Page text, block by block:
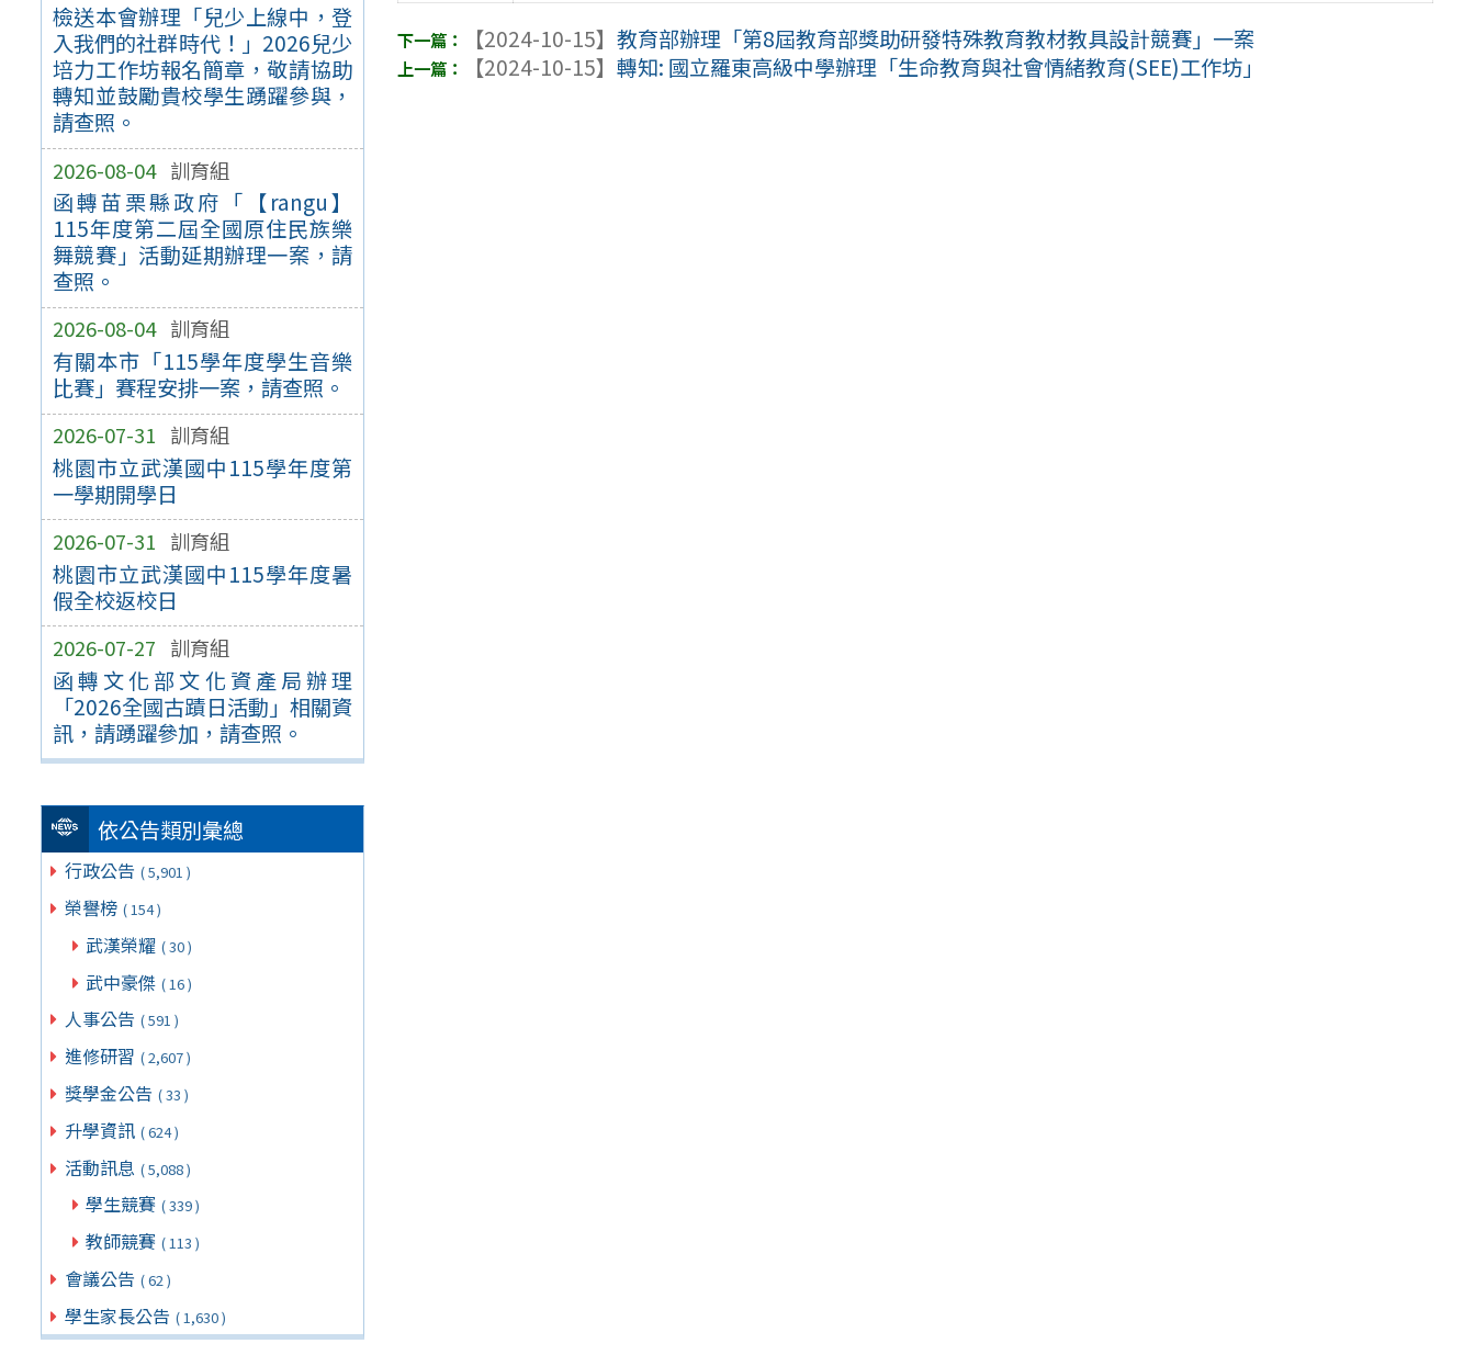
檢送本會辦理「兒少上線中，登
入我們的社群時代！」2026兒少
培力工作坊報名簡章，敬請協助
轉知並鼓勵貴校學生踴躍參與，
請查照。
2026-08-04 訓育組
函轉苗栗縣政府「【rangu】
115年度第二屆全國原住民族樂
舞競賽」活動延期辦理一案，請
查照。
2026-08-04 訓育組
有關本市「115學年度學生音樂
比賽」賽程安排一案，請查照。
2026-07-31 訓育組
桃園市立武漢國中115學年度第
一學期開學日
2026-07-31 訓育組
桃園市立武漢國中115學年度暑
假全校返校日
2026-07-27 訓育組
函轉文化部文化資產局辦理
「2026全國古蹟日活動」相關資
訊，請踴躍參加，請查照。
依公告類別彙總
行政公告 ( 5,901 )
榮譽榜 ( 154 )
武漢榮耀 ( 30 )
武中豪傑 ( 16 )
人事公告 ( 591 )
進修研習 ( 2,607 )
獎學金公告 ( 33 )
升學資訊 ( 624 )
活動訊息 ( 5,088 )
學生競賽 ( 339 )
教師競賽 ( 113 )
會議公告 ( 62 )
學生家長公告 ( 1,630 )
【2024-10-15】教育部辦理「第8屆教育部獎助研發特殊教育教材教具設計競賽」一案
【2024-10-15】轉知: 國立羅東高級中學辦理「生命教育與社會情緒教育(SEE)工作坊」